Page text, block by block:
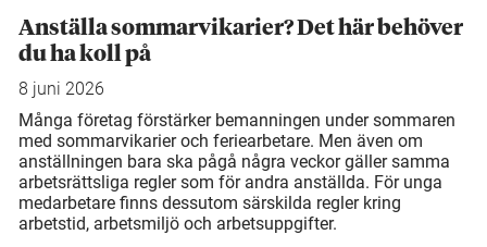
Anställa sommarvikarier? Det här behöver
du ha koll på
8 juni 2026
Många företag förstärker bemanningen under sommaren
med sommarvikarier och feriearbetare. Men även om
anställningen bara ska pågå några veckor gäller samma
arbetsrättsliga regler som för andra anställda. För unga
medarbetare finns dessutom särskilda regler kring
arbetstid, arbetsmiljö och arbetsuppgifter.